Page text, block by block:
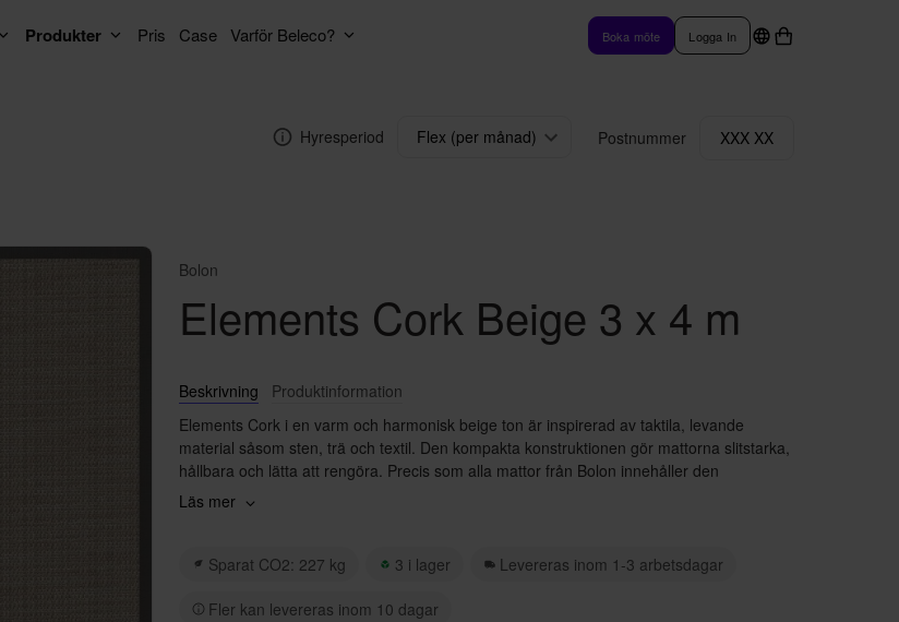
Produkter Pris Case Varför Beleco? Boka möte Logga In
Hyresperiod Flex (per månad) Postnummer XXX XX
Bolon
Elements Cork Beige 3 x 4 m
Beskrivning
Produktinformation
Elements Cork i en varm och harmonisk beige ton är inspirerad av taktila, levande
material såsom sten, trä och textil. Den kompakta konstruktionen gör mattorna slitstarka,
hållbara och lätta att rengöra. Precis som alla mattor från Bolon innehåller den
återvunnet material och tillverkas i fabriken i Ulricehamn med enbart förnybar energi.
Läs mer
Sparat CO2: 227 kg 3 i lager Levereras inom 1-3 arbetsdagar
Fler kan levereras inom 10 dagar